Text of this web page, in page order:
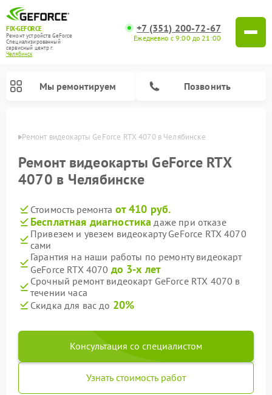
FIX-GEFORCE
Ремонт устройств GeForce
Специализированный
cервисный центр г.
Челябинск
+7 (351) 200-72-67
Ежедневно с 9:00 до 21:00
Мы ремонтируем Позвонить
Ремонт видеокарты GeForce RTX 4070 в Челябинске
Ремонт видеокарты GeForce RTX
4070 в Челябинске
Стоимость ремонта от 410 руб.
Бесплатная диагностика даже при отказе
Привезем и увезем видеокарту GeForce RTX 4070
сами
Гарантия на наши работы по ремонту видеокарт
GeForce RTX 4070 до 3-х лет
Срочный ремонт видеокарт GeForce RTX 4070 в
течении часа
Скидка для вас до 20%
Консультация со специалистом
Узнать стоимость работ